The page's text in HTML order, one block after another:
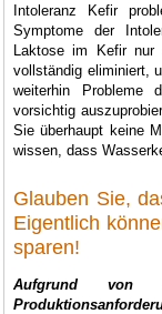
Intoleranz Kefir
Symptome der
Laktose im Kefir
vollständig eliminiert,
weiterhin Probleme
vorsichtig
Sie überhaupt keine
wissen, dass
Glauben Sie,
Eigentlich
sparen!
Aufgrund von